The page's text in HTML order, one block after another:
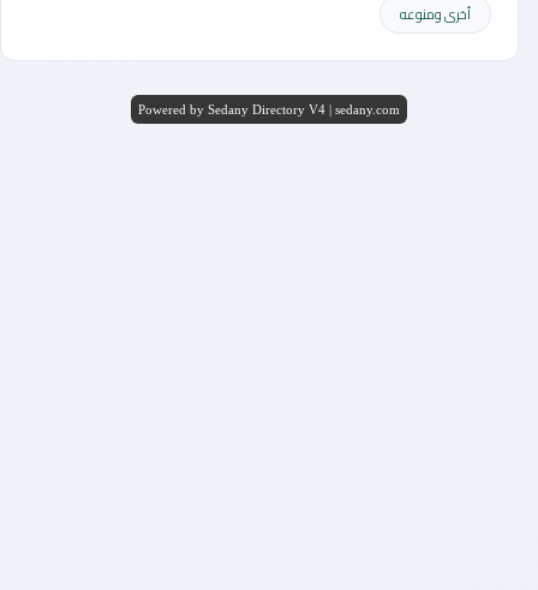
أخرى ومنوعه
Powered by Sedany Directory V4 | sedany.com